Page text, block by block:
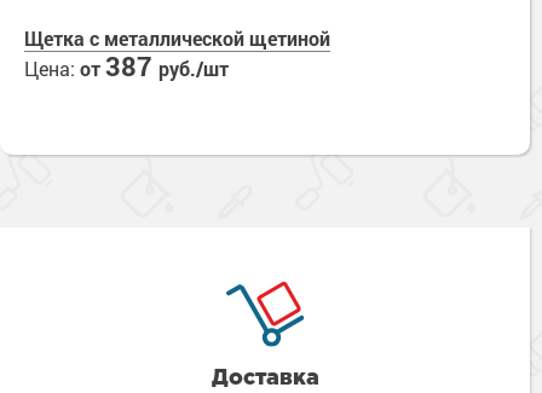
Щетка с металлической щетиной
Цена: от387 руб./шт
Доставка